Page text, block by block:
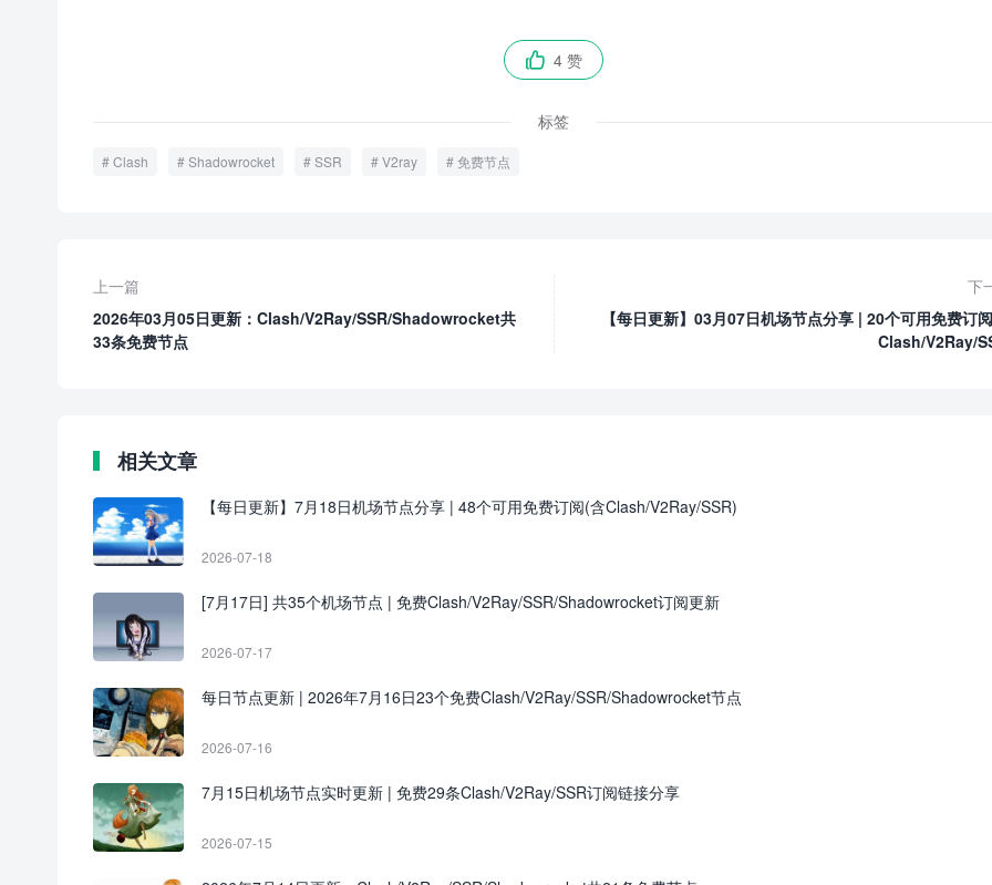
 4 赞
标签
Clash Shadowrocket SSR V2ray 免费节点
上一篇
2026年03月05日更新：Clash/V2Ray/SSR/Shadowrocket共
33条免费节点
下
【每日更新】03月07日机场节点分享 | 20个可用免费订
Clash/V2Ray/
相关文章
【每日更新】7月18日机场节点分享 | 48个可用免费订阅(含Clash/V2Ray/SSR)
2026-07-18
[7月17日] 共35个机场节点 | 免费Clash/V2Ray/SSR/Shadowrocket订阅更新
2026-07-17
每日节点更新 | 2026年7月16日23个免费Clash/V2Ray/SSR/Shadowrocket节点
2026-07-16
7月15日机场节点实时更新 | 免费29条Clash/V2Ray/SSR订阅链接分享
2026-07-15